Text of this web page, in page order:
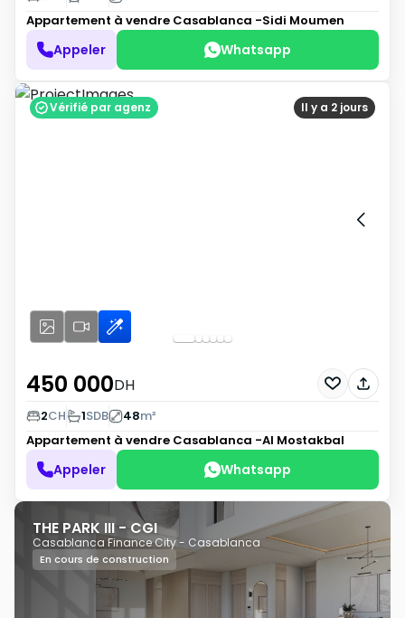
Appartement à vendre Casablanca -Sidi Moumen
Appeler Whatsapp
Il y a 2 jours
Vérifié par agenz
450 000DH
2CH 1SDB 48m²
Appartement à vendre Casablanca -Al Mostakbal
Appeler Whatsapp
THE PARK III - CGI
Casablanca Finance City - Casablanca
En cours de construction